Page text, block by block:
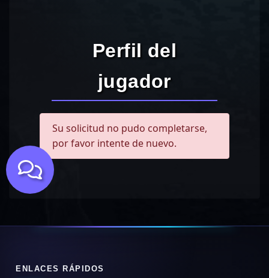
Perfil del
jugador
Su solicitud no pudo completarse,
por favor intente de nuevo.
ENLACES RÁPIDOS